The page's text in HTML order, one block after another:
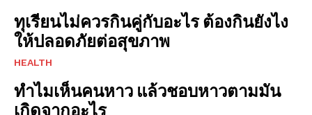
ทุเรียนไม่ควรกินคู่กับอะไร ต้องกินยังไง
ให้ปลอดภัยต่อสุขภาพ
HEALTH
ทำไมเห็นคนหาว แล้วชอบหาวตามมัน
เกิดจากอะไร